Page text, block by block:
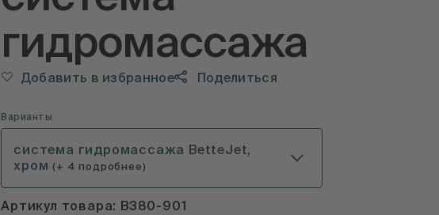
гидромассажа
Добавить в избранное Поделиться
Варианты
система гидромассажа BetteJet,
хром (+ 4 подробнее)
Артикул товара: B380-901